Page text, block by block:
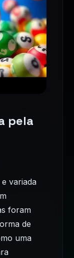
pela
variada
foram
de
uma